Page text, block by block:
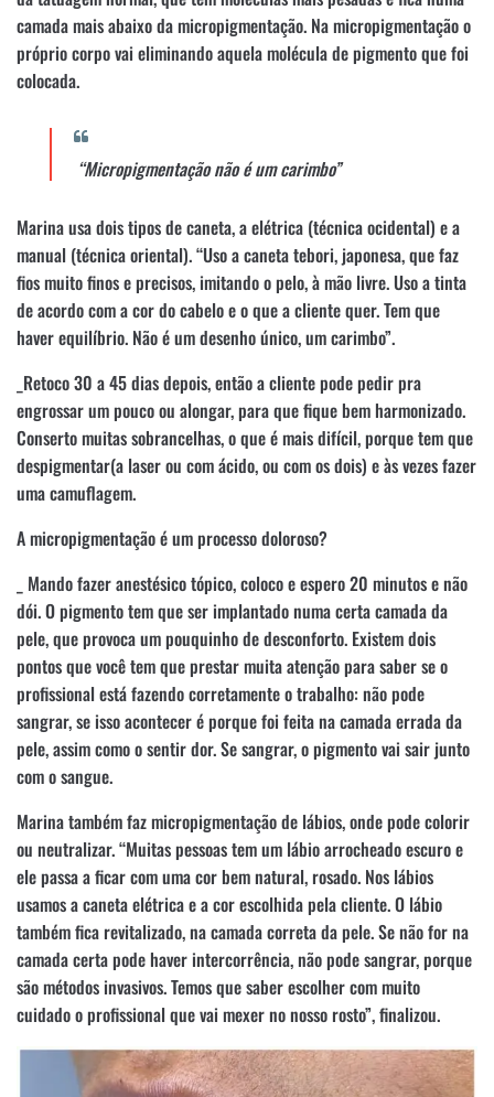
camada mais abaixo da micropigmentação. Na micropigmentação o
próprio corpo vai eliminando aquela molécula de pigmento que foi
colocada.
“Micropigmentação não é um carimbo”
Marina usa dois tipos de caneta, a elétrica (técnica ocidental) e a
manual (técnica oriental). “Uso a caneta tebori, japonesa, que faz
fios muito finos e precisos, imitando o pelo, à mão livre. Uso a tinta
de acordo com a cor do cabelo e o que a cliente quer. Tem que
haver equilíbrio. Não é um desenho único, um carimbo”.
_Retoco 30 a 45 dias depois, então a cliente pode pedir pra
engrossar um pouco ou alongar, para que fique bem harmonizado.
Conserto muitas sobrancelhas, o que é mais difícil, porque tem que
despigmentar(a laser ou com ácido, ou com os dois) e às vezes fazer
uma camuflagem.
A micropigmentação é um processo doloroso?
_ Mando fazer anestésico tópico, coloco e espero 20 minutos e não
dói. O pigmento tem que ser implantado numa certa camada da
pele, que provoca um pouquinho de desconforto. Existem dois
pontos que você tem que prestar muita atenção para saber se o
profissional está fazendo corretamente o trabalho: não pode
sangrar, se isso acontecer é porque foi feita na camada errada da
pele, assim como o sentir dor. Se sangrar, o pigmento vai sair junto
com o sangue.
Marina também faz micropigmentação de lábios, onde pode colorir
ou neutralizar. “Muitas pessoas tem um lábio arrocheado escuro e
ele passa a ficar com uma cor bem natural, rosado. Nos lábios
usamos a caneta elétrica e a cor escolhida pela cliente. O lábio
também fica revitalizado, na camada correta da pele. Se não for na
camada certa pode haver intercorrência, não pode sangrar, porque
são métodos invasivos. Temos que saber escolher com muito
cuidado o profissional que vai mexer no nosso rosto”, finalizou.